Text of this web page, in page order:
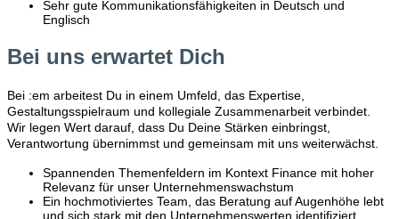
Sehr gute Kommunikationsfähigkeiten in Deutsch und
Englisch
Bei uns erwartet Dich
Bei :em arbeitest Du in einem Umfeld, das Expertise,
Gestaltungsspielraum und kollegiale Zusammenarbeit verbindet.
Wir legen Wert darauf, dass Du Deine Stärken einbringst,
Verantwortung übernimmst und gemeinsam mit uns weiterwächst.
Spannenden Themenfeldern im Kontext Finance mit hoher
Relevanz für unser Unternehmenswachstum
Ein hochmotiviertes Team, das Beratung auf Augenhöhe lebt
und sich stark mit den Unternehmenswerten identifiziert